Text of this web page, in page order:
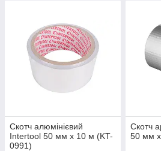
Скотч алюмінієвий
Intertool 50 мм х 10 м (KT-
0991)
Скотч
50 мм